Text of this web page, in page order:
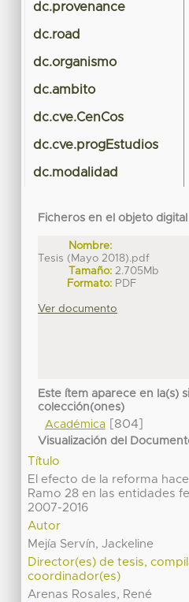
dc.provenance
dc.road
dc.organismo
dc.ambito
dc.cve.CenCos
dc.cve.progEstudios
dc.modalidad
Ficheros en el objeto digital
Nombre:
Tesis (Mayo 2018).pdf
Tamaño: 2.705Mb
Formato: PDF
Ver documento
Este ítem aparece en la(s)
colección(ones)
Académica[804]
Visualización del
Título
El efecto de la reforma
Ramo 28 en las entidades
2007-2016
Autor
Mejía Servín, Jackeline
Director(es) de tesis,
coordinador(es)
Arenas Rosales, René